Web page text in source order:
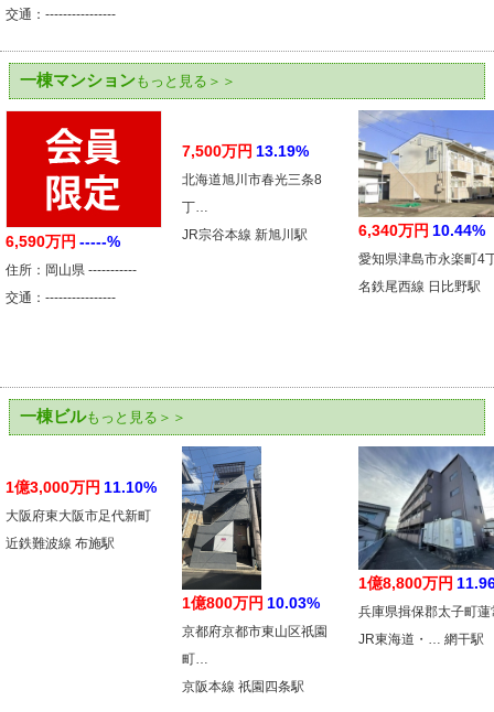
交通：----------------
一棟マンションもっと見る＞＞
6,590万円 -----%
住所：岡山県 -----------
交通：----------------
7,500万円 13.19%
北海道旭川市春光三条8
丁…
JR宗谷本線 新旭川駅
6,340万円 10.44%
愛知県津島市永楽町4
名鉄尾西線 日比野駅
一棟ビルもっと見る＞＞
1億3,000万円 11.10%
大阪府東大阪市足代新町
近鉄難波線 布施駅
1億800万円 10.03%
京都府京都市東山区祇園
町…
京阪本線 祇園四条駅
1億8,800万円
兵庫県揖保郡太子町蓮
JR東海道・… 網干駅